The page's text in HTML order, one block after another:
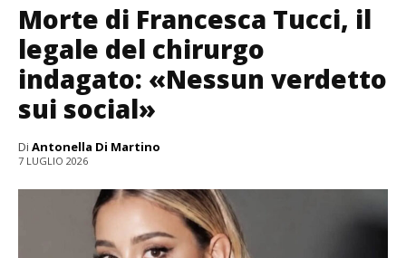
Morte di Francesca Tucci, il
legale del chirurgo
indagato: «Nessun verdetto
sui social»
Di Antonella Di Martino
7 LUGLIO 2026